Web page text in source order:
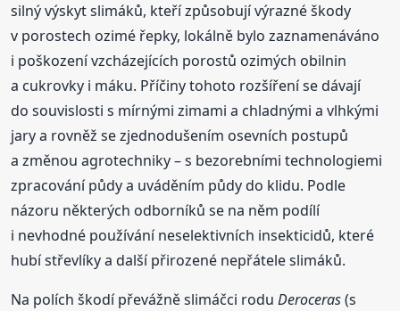
silný výskyt slimáků, kteří způsobují výrazné škody
v porostech ozimé řepky, lokálně bylo zaznamenáváno
i poškození vzcházejících porostů ozimých obilnin
a cukrovky i máku. Příčiny tohoto rozšíření se dávají
do souvislosti s mírnými zimami a chladnými a vlhkými
jary a rovněž se zjednodušením osevních postupů
a změnou agrotechniky – s bezorebními technologiemi
zpracování půdy a uváděním půdy do klidu. Podle
názoru některých odborníků se na něm podílí
i nevhodné používání neselektivních insekticidů, které
hubí střevlíky a další přirozené nepřátele slimáků.
Na polích škodí převážně slimáčci roduDeroceras(s